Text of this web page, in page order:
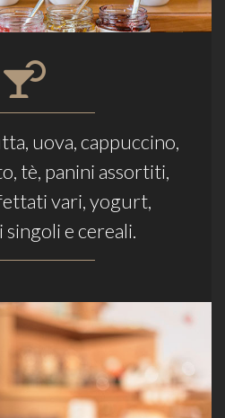
uova, cappuccino,
tè, panini assortiti,
vari, yogurt,
e cereali.